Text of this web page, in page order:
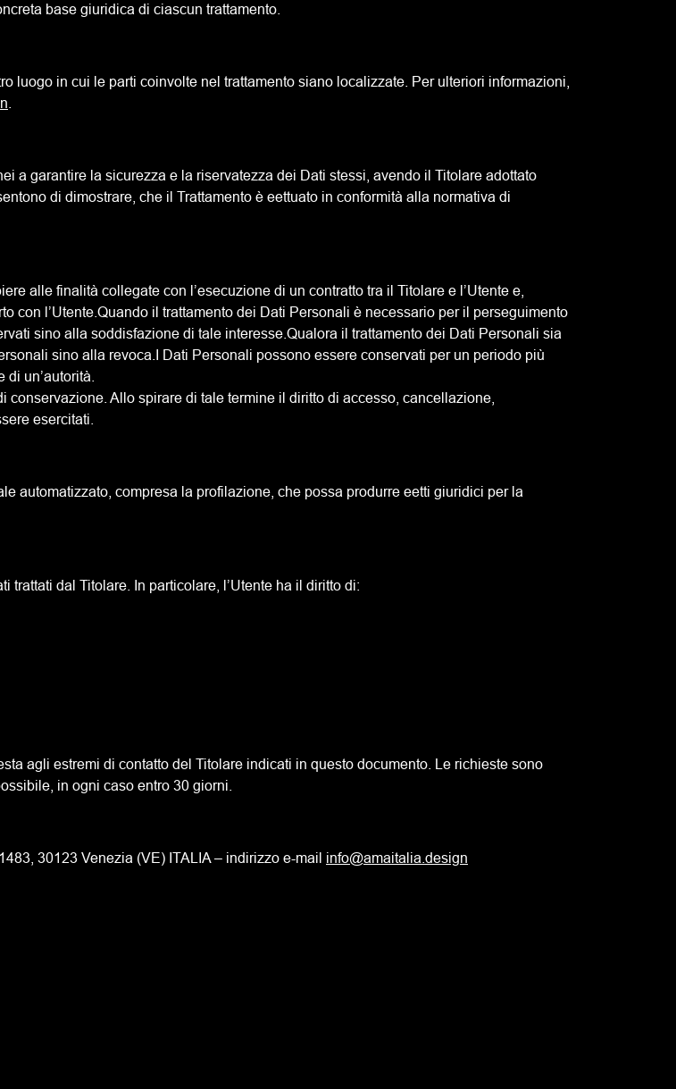
base giuridica di ciascun trattamento.
luogo in cui le parti coinvolte nel trattamento siano localizzate. Per ulteriori informazioni,
a garantire la sicurezza e la riservatezza dei Dati stessi, avendo il Titolare adottato
di dimostrare, che il Trattamento è eettuato in conformità alla normativa di
alle finalità collegate con l’esecuzione di un contratto tra il Titolare e l’Utente e,
con l’Utente.Quando il trattamento dei Dati Personali è necessario per il perseguimento
sino alla soddisfazione di tale interesse.Qualora il trattamento dei Dati Personali sia
sino alla revoca.I Dati Personali possono essere conservati per un periodo più
un’autorità.
Allo spirare di tale termine il diritto di accesso, cancellazione,
esercitati.
automatizzato, compresa la profilazione, che possa produrre eetti giuridici per la
dal Titolare. In particolare, l’Utente ha il diritto di:
agli estremi di contatto del Titolare indicati in questo documento. Le richieste sono
in ogni caso entro 30 giorni.
30123 Venezia (VE) ITALIA – indirizzo e-mail info@amaitalia.design